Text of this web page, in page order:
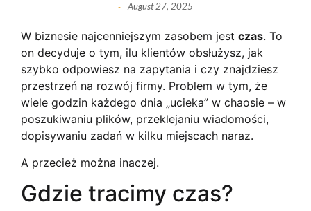
- August 27, 2025
W biznesie najcenniejszym zasobem jest czas. To
on decyduje o tym, ilu klientów obsłużysz, jak
szybko odpowiesz na zapytania i czy znajdziesz
przestrzeń na rozwój firmy. Problem w tym, że
wiele godzin każdego dnia „ucieka” w chaosie – w
poszukiwaniu plików, przeklejaniu wiadomości,
dopisywaniu zadań w kilku miejscach naraz.
A przecież można inaczej.
Gdzie tracimy czas?